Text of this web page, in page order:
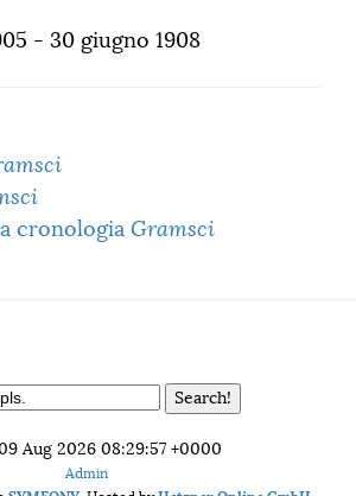
- 30 giugno 1908
cronologia Gramsci
Aug 2026 08:29:57 +0000
Admin